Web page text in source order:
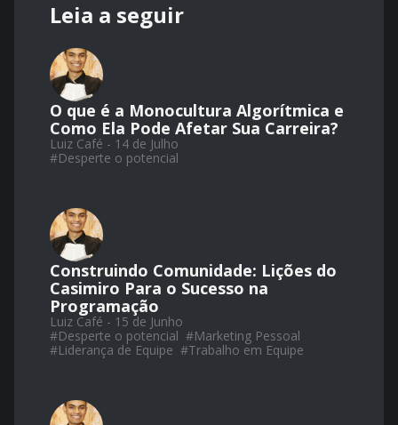
Leia a seguir
O que é a Monocultura Algorítmica e
Como Ela Pode Afetar Sua Carreira?
Luiz Café - 14 de Julho
#Desperte o potencial
Construindo Comunidade: Lições do
Casimiro Para o Sucesso na
Programação
Luiz Café - 15 de Junho
#Desperte o potencial #Marketing Pessoal
#Liderança de Equipe #Trabalho em Equipe